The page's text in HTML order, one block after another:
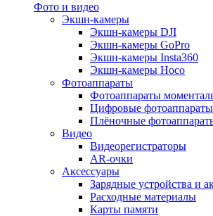
Фото и видео
Экшн-камеры
Экшн-камеры DJI
Экшн-камеры GoPro
Экшн-камеры Insta360
Экшн-камеры Hoco
Фотоаппараты
Фотоаппараты
Цифровые фотоаппараты
Плёночные
Видео
Видеорегистраторы
AR-очки
Аксессуары
Зарядные устройства и
Расходные материалы
Карты памяти